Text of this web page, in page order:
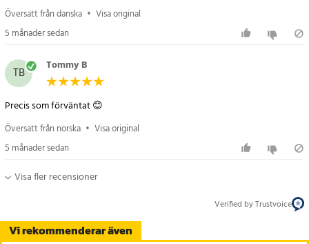
Vi rekommenderar även
Översatt från danska • Visa original
5 månader sedan
TB Tommy B
Precis som förväntat 😊
Översatt från norska • Visa original
5 månader sedan
Visa fler recensioner
Verified by Trustvoice